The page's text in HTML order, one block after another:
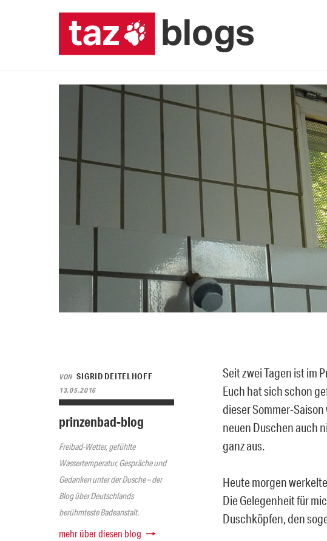
VON SIGRID DEITELHOFF
13.05.2016
prinzenbad-blog
Freibad-Wetter, gefühlte
Wassertemperatur, Gespräche und
Gedanken unter der Dusche – der
Blog über Deutschlands
berühmteste Badeanstalt.
mehr über diesen blog
Seit zwei Tagen ist im
Euch hat sich schon
dieser Sommer-
neuen Duschen auch
ganz aus.
Heute morgen
Die Gelegenheit für
Duschköpfen, den